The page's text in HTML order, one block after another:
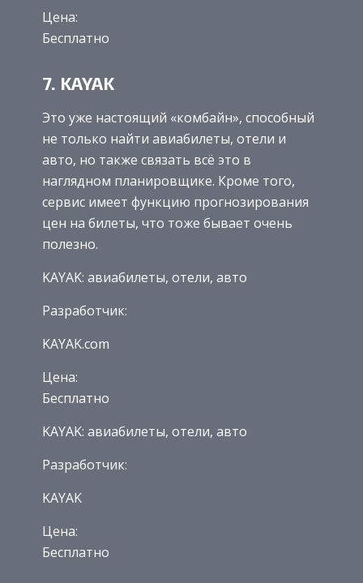
Цена:
Бесплатно
7. KAYAK
Это уже настоящий «комбайн», способный
не только найти авиабилеты, отели и
авто, но также связать всё это в
наглядном планировщике. Кроме того,
сервис имеет функцию прогнозирования
цен на билеты, что тоже бывает очень
полезно.
KAYAK: авиабилеты, отели, авто
Разработчик:
KAYAK.com
Цена:
Бесплатно
KAYAK: авиабилеты, отели, авто
Разработчик:
KAYAK
Цена:
Бесплатно